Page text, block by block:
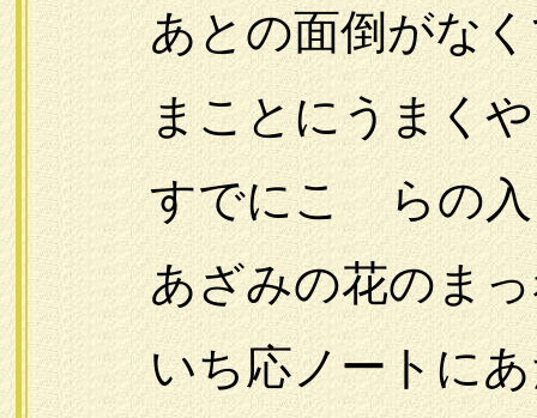
あとの面倒がなく
まことにうまくや
すでにこゝらの入
あざみの花のまっ
いち応ノートにあ